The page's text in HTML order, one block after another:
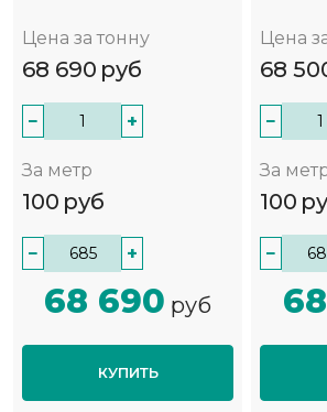
Цена за тонну
68 690 руб
− +
За метр
100 руб
− +
68 690 руб
КУПИТЬ
Цена
68
−
За
100
−